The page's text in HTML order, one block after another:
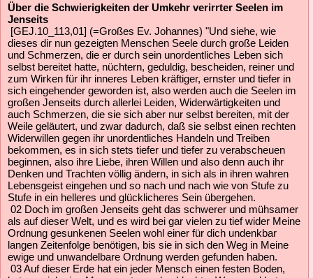
Über die Schwierigkeiten der Umkehr verirrter Seelen im
Jenseits
[GEJ.10_113,01] (=Großes Ev. Johannes) "Und siehe, wie
dieses dir nun gezeigten Menschen Seele durch große Leiden
und Schmerzen, die er durch sein unordentliches Leben sich
selbst bereitet hatte, nüchtern, geduldig, bescheiden, reiner und
zum Wirken für ihr inneres Leben kräftiger, ernster und tiefer in
sich eingehender geworden ist, also werden auch die Seelen im
großen Jenseits durch allerlei Leiden, Widerwärtigkeiten und
auch Schmerzen, die sie sich aber nur selbst bereiten, mit der
Weile geläutert, und zwar dadurch, daß sie selbst einen rechten
Widerwillen gegen ihr unordentliches Handeln und Treiben
bekommen, es in sich stets tiefer und tiefer zu verabscheuen
beginnen, also ihre Liebe, ihren Willen und also denn auch ihr
Denken und Trachten völlig ändern, in sich als in ihren wahren
Lebensgeist eingehen und so nach und nach wie von Stufe zu
Stufe in ein helleres und glücklicheres Sein übergehen.
02 Doch im großen Jenseits geht das schwerer und mühsamer
als auf dieser Welt, und es wird bei gar vielen zu tief wider Meine
Ordnung gesunkenen Seelen wohl einer für dich undenkbar
langen Zeitenfolge benötigen, bis sie in sich den Weg in Meine
ewige und unwandelbare Ordnung werden gefunden haben.
03 Auf dieser Erde hat ein jeder Mensch einen festen Boden,